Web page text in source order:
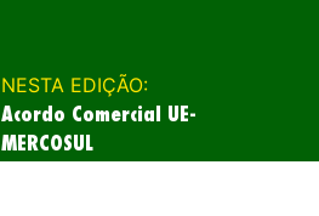
NESTA EDIÇÃO:
Acordo Comercial UE-
MERCOSUL